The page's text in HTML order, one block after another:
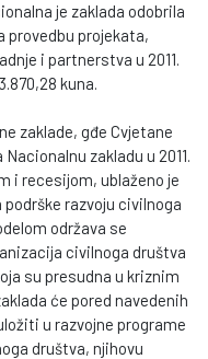
je zaklada odobrila
provedbu projekata,
i partnerstva u 2011.
kuna.
zaklade, gđe Cvjetane
zakladu u 2011.
i recesijom, ublaženo je
razvoju civilnoga
održava se
civilnoga društva
su presudna u kriznim
će pored navedenih
u razvojne programe
društva, njihovu